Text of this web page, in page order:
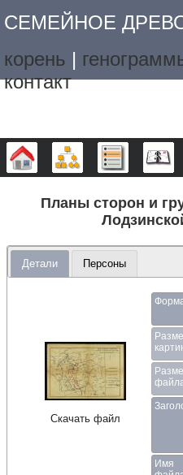
СЕМЕЙНОЕ
корень |
контакт
Дерево Графики Списки
Планы сторон и
Детали Персоны
Скачать файл
Имя